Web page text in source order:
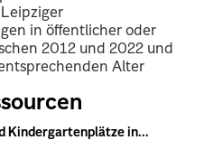
in öffentlicher oder
2012 und 2022 und
Alter
Kindergartenplätze in...